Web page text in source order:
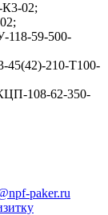
02;
118-59-500-
45(42)-210-Т100-
108-62-350-
paker.ru